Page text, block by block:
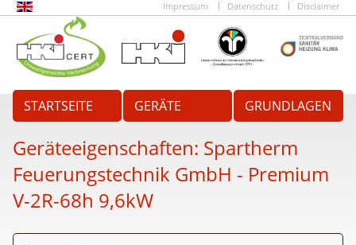
Impressum Datenschutz Disclaimer
STARTSEITE GERÄTE GRUNDLAGEN
Geräteeigenschaften: Spartherm
Feuerungstechnik GmbH - Premium
V-2R-68h 9,6kW